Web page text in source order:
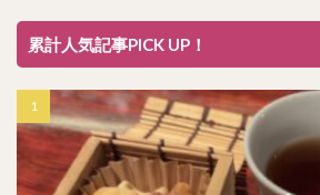
累計人気記事PICK UP！